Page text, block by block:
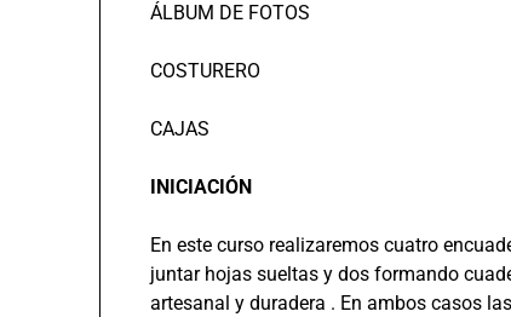
ÁLBUM DE FOTOS
COSTURERO
CAJAS
INICIACIÓN
En este curso realizaremos cuatro
juntar hojas sueltas y dos formando
artesanal y duradera . En ambos casos